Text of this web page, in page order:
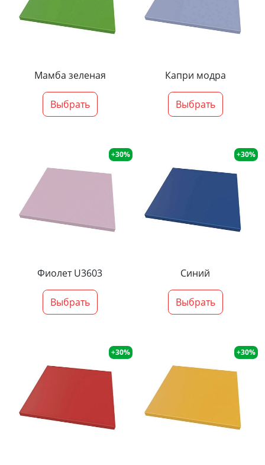
Мамба зеленая
Выбрать
Капри модра
Выбрать
+30%
Фиолет U3603
Выбрать
+30%
Синий
Выбрать
+30% +30%